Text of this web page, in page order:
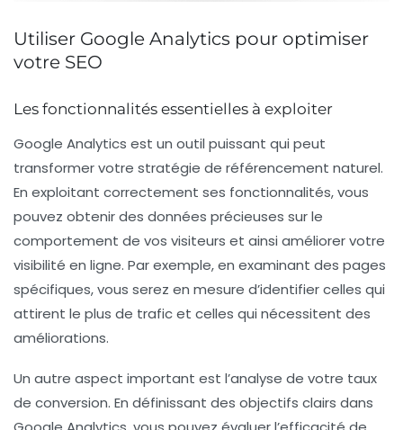
Utiliser Google Analytics pour optimiser
votre SEO
Les fonctionnalités essentielles à exploiter
Google Analytics est un outil puissant qui peut
transformer votre stratégie de référencement naturel.
En exploitant correctement ses fonctionnalités, vous
pouvez obtenir des données précieuses sur le
comportement de vos visiteurs et ainsi améliorer votre
visibilité en ligne. Par exemple, en examinant des pages
spécifiques, vous serez en mesure d’identifier celles qui
attirent le plus de trafic et celles qui nécessitent des
améliorations.
Un autre aspect important est l’analyse de votre taux
de conversion. En définissant des objectifs clairs dans